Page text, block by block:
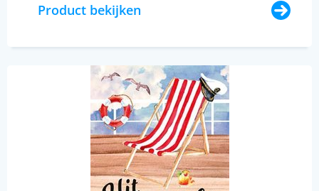
Product bekijken